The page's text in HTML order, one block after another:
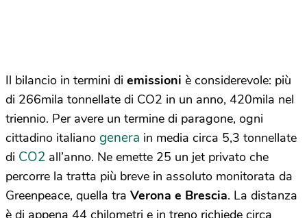
Il bilancio in termini di emissioni è considerevole: più
di 266mila tonnellate di CO2 in un anno, 420mila nel
triennio. Per avere un termine di paragone, ogni
cittadino italiano genera in media circa 5,3 tonnellate
di CO2 all’anno. Ne emette 25 un jet privato che
percorre la tratta più breve in assoluto monitorata da
Greenpeace, quella tra Verona e Brescia. La distanza
è di appena 44 chilometri e in treno richiede circa